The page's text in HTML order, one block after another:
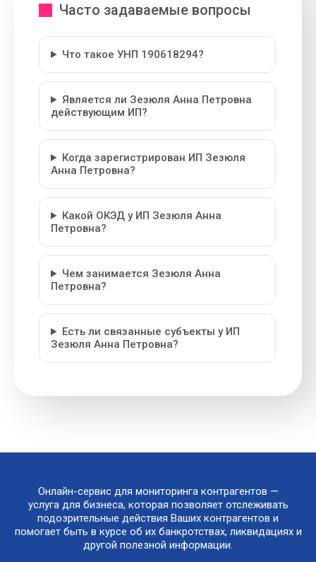
Часто задаваемые вопросы
Что такое УНП 190618294?
Является ли Зезюля Анна Петровна
действующим ИП?
Когда зарегистрирован ИП Зезюля
Анна Петровна?
Какой ОКЭД у ИП Зезюля Анна
Петровна?
Чем занимается Зезюля Анна
Петровна?
Есть ли связанные субъекты у ИП
Зезюля Анна Петровна?
Онлайн-сервис для мониторинга контрагентов —
услуга для бизнеса, которая позволяет отслеживать
подозрительные действия Ваших контрагентов и
помогает быть в курсе об их банкротствах, ликвидациях и
другой полезной информации.